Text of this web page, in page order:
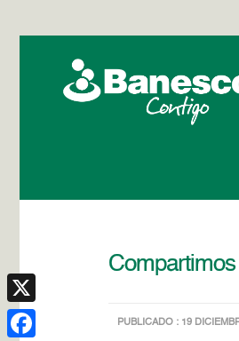
PUBLICADO : 19
X